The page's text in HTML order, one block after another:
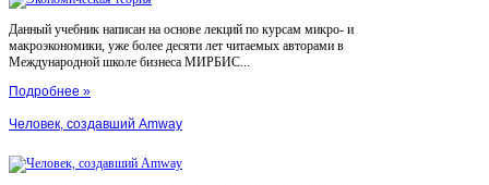
Данный учебник написан на основе лекций по курсам микро- и
макроэкономики, уже более десяти лет читаемых авторами в
Международной школе бизнеса МИРБИС...
Подробнее »
Человек, создавший Amway